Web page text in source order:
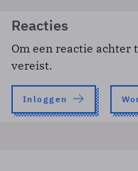
Reacties
Om een reactie achter
vereist.
Inloggen